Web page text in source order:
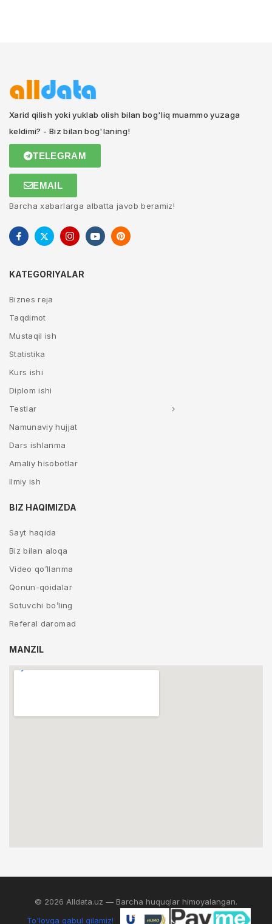
Xarid qilish yoki yuklab olish bilan bog'liq muammo yuzaga
keldimi? - Biz bilan bog'laning!
TELEGRAM
EMAIL
Barcha xabarlarga albatta javob beramiz!
KATEGORIYALAR
Biznes reja
Taqdimot
Mustaqil ish
Statistika
Kurs ishi
Diplom ishi
Testlar
Namunaviy hujjat
Dars ishlanma
Amaliy hisobotlar
Ilmiy ish
BIZ HAQIMIZDA
Sayt haqida
Biz bilan aloqa
Video qo’llanma
Qonun-qoidalar
Sotuvchi bo’ling
Referal daromad
MANZIL
© 2026 Alldata.uz — Barcha huquqlar himoyalangan.
To'lovga qabul qilamiz!